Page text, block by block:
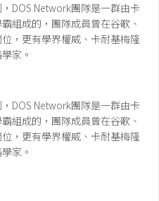
DOS Network團隊是一群由卡
組成的，團隊成員曾在谷歌、
，更有學界權威、卡耐基梅隆
家。
DOS Network團隊是一群由卡
組成的，團隊成員曾在谷歌、
，更有學界權威、卡耐基梅隆
家。